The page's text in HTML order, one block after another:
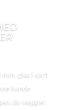
mm. glas i sort
kunde
da væggen